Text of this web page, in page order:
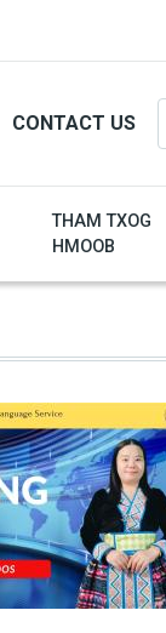
CONTACT US
THAM TXOG
HMOOB